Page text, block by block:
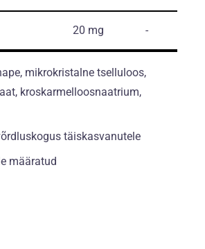
20 mg -
mikrokristalne tselluloos,
kroskarmelloosnaatrium,
täiskasvanutele
määratud